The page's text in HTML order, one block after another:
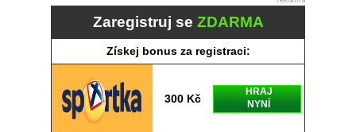
Zaregistruj se ZDARMA
Získej bonus za registraci:
300 Kč
HRAJ
NYNÍ